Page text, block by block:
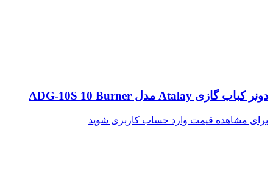
دونر کباب گازی Atalay مدل ADG-10S 10 Burner
برای مشاهده قیمت وارد حساب کاربری شوید